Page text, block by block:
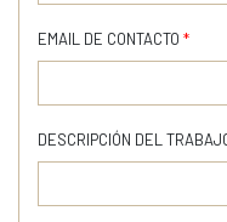
EMAIL DE CONTACTO *
DESCRIPCIÓN DEL